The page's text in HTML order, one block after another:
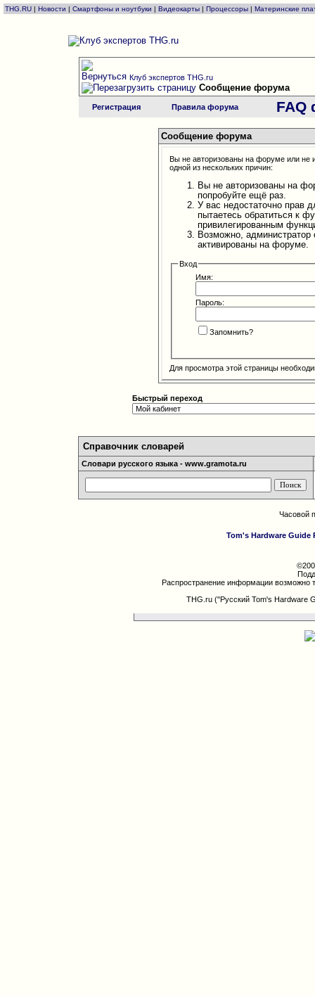
THG.RU | Новости | Смартфоны и ноутбуки | Видеокарты | Процессоры | Материнские
Клуб экспертов THG.ru
Сообщение форума
Регистрация Правила форума FAQ
Сообщение форума
Вы не авторизованы на форуме или не
одной из нескольких причин:
Вы не авторизованы на
попробуйте ещё раз.
У вас недостаточно прав
пытаетесь обратиться к
привилегированным
Возможно,
активированы на форуме.
Вход
Имя:
Пароль:
Запомнить?
Для просмотра этой страницы
Быстрый переход
Справочник словарей
Словари русского языка - www.gramota.ru
Часовой
Tom's Hardware Guide
Распространение информации возможно
THG.ru ("Русский Tom's Hardware